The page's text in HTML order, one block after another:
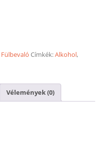
Fülbevaló Címkék:Alkohol,
Vélemények (0)